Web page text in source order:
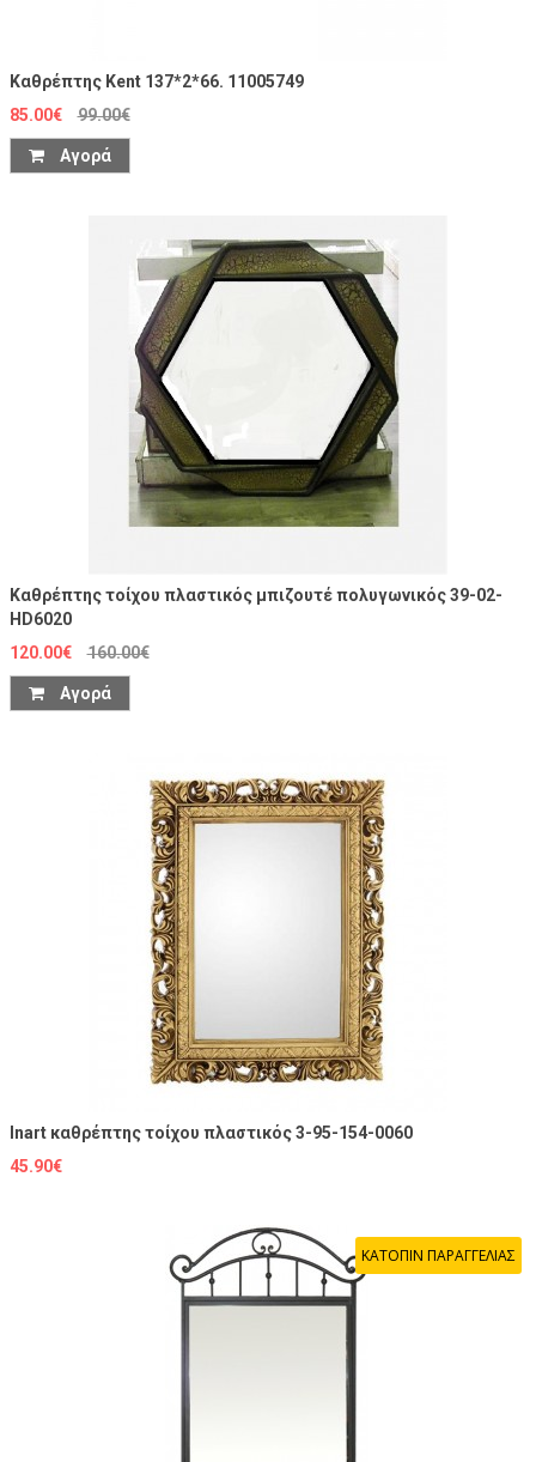
Καθρέπτης Kent 137*2*66. 11005749
85.00€
99.00€
Αγορά
Καθρέπτης τοίχου πλαστικός μπιζουτέ πολυγωνικός 39-02-
HD6020
120.00€
160.00€
Αγορά
Inart καθρέπτης τοίχου πλαστικός 3-95-154-0060
45.90€
ΚΑΤΟΠΙΝ ΠΑΡΑΓΓΕΛΙΑΣ